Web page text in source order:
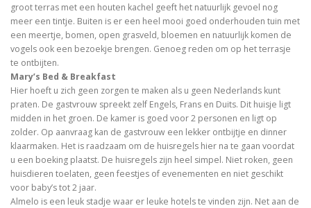
groot terras met een houten kachel geeft het natuurlijk gevoel nog
meer een tintje. Buiten is er een heel mooi goed onderhouden tuin met
een meertje, bomen, open grasveld, bloemen en natuurlijk komen de
vogels ook een bezoekje brengen. Genoeg reden om op het terrasje
te ontbijten.
Mary’s Bed & Breakfast
Hier hoeft u zich geen zorgen te maken als u geen Nederlands kunt
praten. De gastvrouw spreekt zelf Engels, Frans en Duits. Dit huisje ligt
midden in het groen. De kamer is goed voor 2 personen en ligt op
zolder. Op aanvraag kan de gastvrouw een lekker ontbijtje en dinner
klaarmaken. Het is raadzaam om de huisregels hier na te gaan voordat
u een boeking plaatst. De huisregels zijn heel simpel. Niet roken, geen
huisdieren toelaten, geen feestjes of evenementen en niet geschikt
voor baby’s tot 2 jaar.
Almelo is een leuk stadje waar er leuke hotels te vinden zijn. Net aan de